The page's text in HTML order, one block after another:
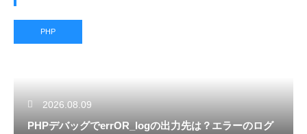
PHP
2026.08.09
PHPデバッグでerrOR_logの出力先は？エラーのログ